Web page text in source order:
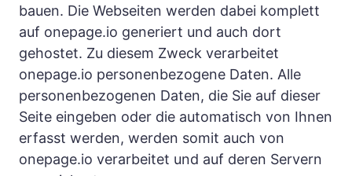
bauen. Die Webseiten werden dabei komplett
auf onepage.io generiert und auch dort
gehostet. Zu diesem Zweck verarbeitet
onepage.io personenbezogene Daten. Alle
personenbezogenen Daten, die Sie auf dieser
Seite eingeben oder die automatisch von Ihnen
erfasst werden, werden somit auch von
onepage.io verarbeitet und auf deren Servern